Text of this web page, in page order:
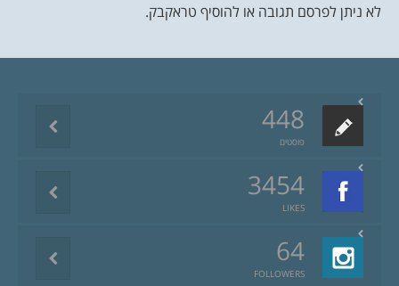
לא ניתן לפרסם תגובה או להוסיף טראקבק.
448
פוסטים
3454
LIKES
64
FOLLOWERS